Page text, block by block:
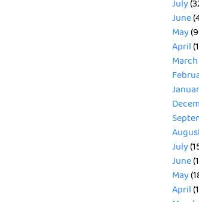
July
June
May
April
March
July
June
May
April